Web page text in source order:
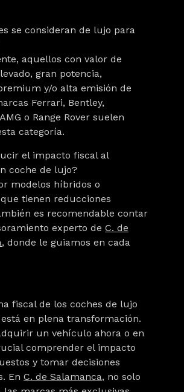
se consideran de lujo para
aquellos con valor de
gran potencia,
y/o alta emisión de
Ferrari, Bentley,
o Range Rover suelen
categoría.
el impacto fiscal al
coche de lujo?
modelos híbridos o
tienen reducciones
es recomendable contar
experto de C. de
, donde le guiamos en cada
fiscal de los coches de lujo
en plena transformación.
un vehículo ahora o en
comprender el impacto
y tomar decisiones
En C. de Salamanca, no solo